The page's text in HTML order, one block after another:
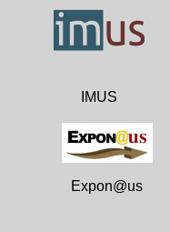
IMUS
Expon@us